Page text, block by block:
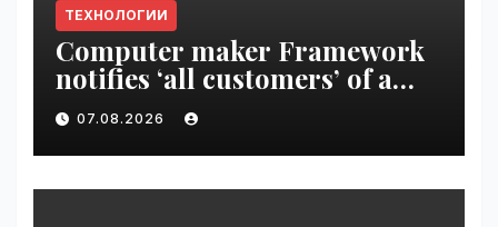
ТЕХНОЛОГИИ
Computer maker Framework
notifies ‘all customers’ of a
data breach | VseTime.ru
07.08.2026